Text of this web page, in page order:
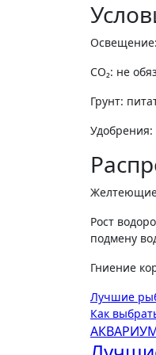
СО₂: не
Грунт:
Желтеющие
Рост
подмену
Гниение
по
Лучшие
Как